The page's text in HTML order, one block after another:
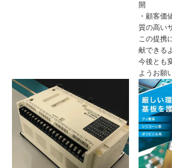
開
・顧客価
質の高い
この提携
献できる
今後とも
ようお願